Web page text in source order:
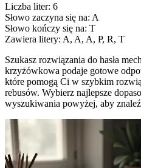
Liczba liter: 6
Słowo zaczyna się na: A
Słowo kończy się na: T
Zawiera litery: A, A, A, P, R, T
Szukasz rozwiązania do hasła
krzyżówkowa podaje gotowe
które pomogą Ci w szybkim
rebusów. Wybierz najlepsze
wyszukiwania powyżej, aby